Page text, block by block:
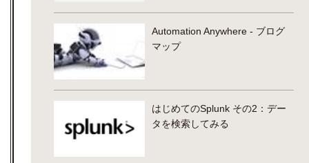
Automation Anywhere - ブログ
マップ
はじめてのSplunk その2：デー
タを検索してみる